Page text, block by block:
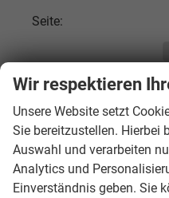
Seite:
Seiten:
1 2 3
Fahrzeugnr.
Wir respektieren
Unsere Website setzt
Sie bereitzustellen. Hierbei
Auswahl und verarbeiten
Analytics und
Einverständnis geben. Sie